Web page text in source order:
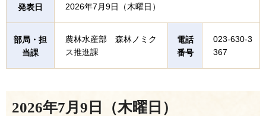
発表日 2026年7月9日（木曜日）
部局・担
当課
農林水産部 森林ノミク
ス推進課
電話
番号
023-630-3
367
2026年7月9日（木曜日）